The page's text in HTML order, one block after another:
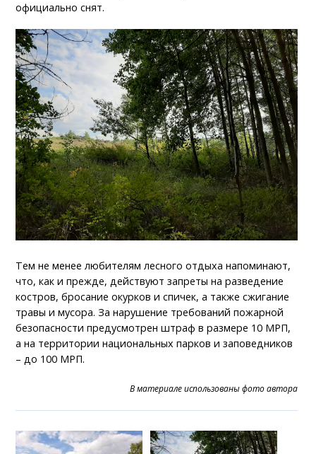
официально снят.
Тем не менее любителям лесного отдыха напоминают,
что, как и прежде, действуют запреты на разведение
костров, бросание окурков и спичек, а также сжигание
травы и мусора. За нарушение требований пожарной
безопасности предусмотрен штраф в размере 10 МРП,
а на территории национальных парков и заповедников
– до 100 МРП.
В материале использованы фото автора